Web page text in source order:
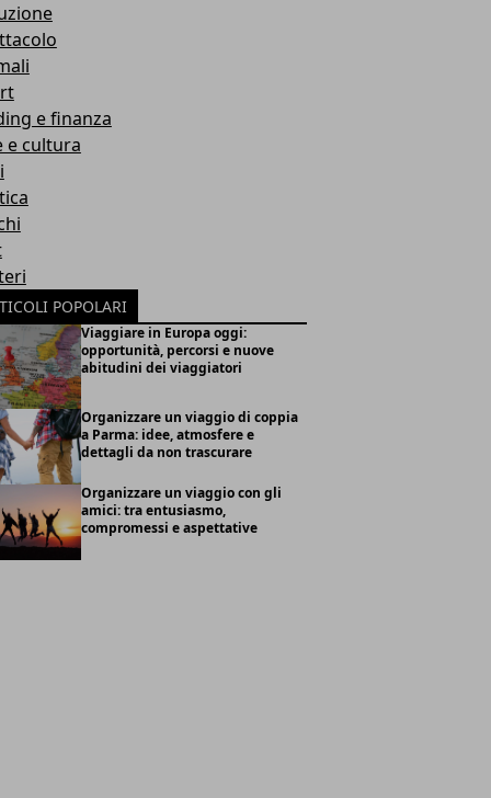
e finanza
e cultura
POPOLARI
Viaggiare in Europa oggi:
opportunità, percorsi e nuove
abitudini dei viaggiatori
Organizzare un viaggio di coppia
a Parma: idee, atmosfere e
dettagli da non trascurare
Organizzare un viaggio con gli
amici: tra entusiasmo,
compromessi e aspettative